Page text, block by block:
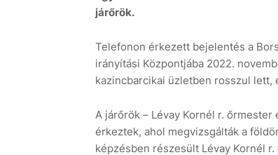
járőrök.
Telefonon érkezett bejelentés a
irányítási Központjába 2022.
kazincbarcikai üzletben rosszul lett,
A járőrök – Lévay Kornél r.
érkeztek, ahol megvizsgálták a
képzésben részesült Lévay Kornél